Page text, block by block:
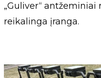
„Guliver“
reikalinga įranga.